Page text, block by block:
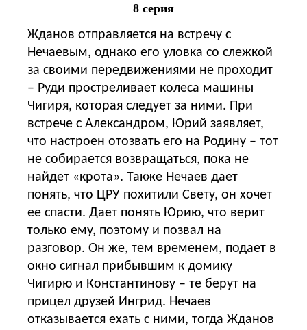
8 серия
Жданов отправляется на встречу с
Нечаевым, однако его уловка со слежкой
за своими передвижениями не проходит
– Руди простреливает колеса машины
Чигиря, которая следует за ними. При
встрече с Александром, Юрий заявляет,
что настроен отозвать его на Родину – тот
не собирается возвращаться, пока не
найдет «крота». Также Нечаев дает
понять, что ЦРУ похитили Свету, он хочет
ее спасти. Дает понять Юрию, что верит
только ему, поэтому и позвал на
разговор. Он же, тем временем, подает в
окно сигнал прибывшим к домику
Чигирю и Константинову – те берут на
прицел друзей Ингрид. Нечаев
отказывается ехать с ними, тогда Жданов